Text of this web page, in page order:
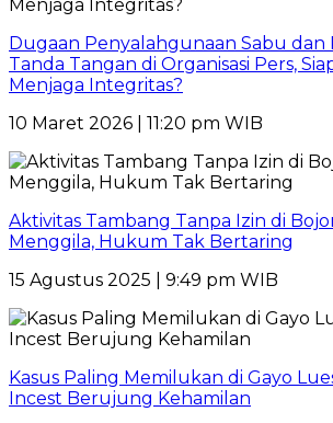
Dugaan Penyalahgunaan Sabu dan
Tanda Tangan di Organisasi Pers,
Menjaga Integritas?
10 Maret 2026 | 11:20 pm WIB
Aktivitas Tambang Tanpa Izin di
Menggila, Hukum Tak Bertaring
15 Agustus 2025 | 9:49 pm WIB
Kasus Paling Memilukan di Gayo
Incest Berujung Kehamilan